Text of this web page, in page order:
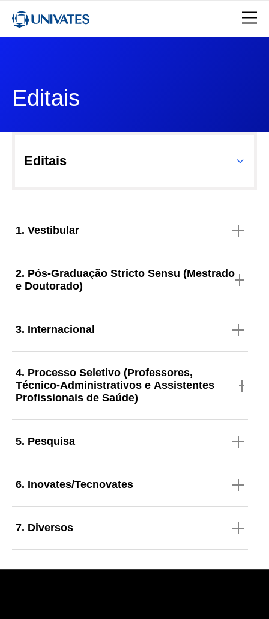
Editais
1. Vestibular
2. Pós-Graduação Stricto Sensu (Mestrado
e Doutorado)
3. Internacional
4. Processo Seletivo (Professores,
Técnico-Administrativos e Assistentes
Profissionais de Saúde)
5. Pesquisa
6. Inovates/Tecnovates
7. Diversos
Editais